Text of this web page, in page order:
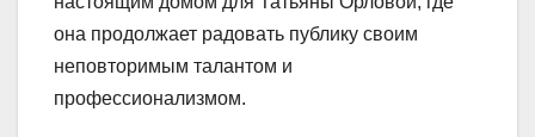
она продолжает радовать публику своим
неповторимым талантом и
профессионализмом.